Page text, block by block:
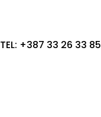
TEL: +387 33 26 33 85